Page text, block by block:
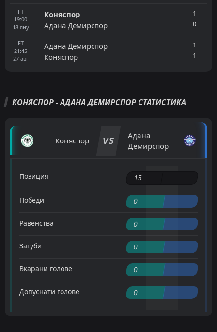
FT
19:00
18 яну
Коняспор
Адана Демирспор
1
0
FT
21:45
27 авг
Адана Демирспор
Коняспор
1
1
КОНЯСПОР - АДАНА ДЕМИРСПОР СТАТИСТИКА
Коняспор VS
Адана
Демирспор
Позиция 15
Победи 0
Равенства 0
Загуби 0
Вкарани голове 0
Допуснати голове 0